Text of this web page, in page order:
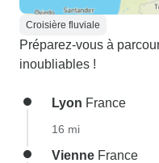
Croisière fluviale
Préparez-vous à
inoubliables !
Lyon France
16 mi
Vienne France